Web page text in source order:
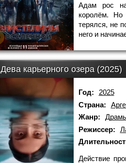
Адам рос
королём.
терялся, не
него и
Дева карьерного озера (2025)
Год:
2025
Страна:
Жанр:
Режиссер:
Действие